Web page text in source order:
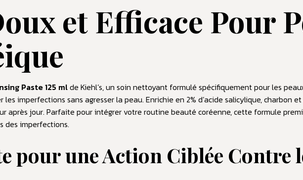
et Efficace Pour
Paste 125 mlde Kiehl’s, un soin nettoyant formulé spécifiquement pour les
imperfections sans agresser la peau. Enrichie en 2% d’acide salicylique, charbon
jour. Parfaite pour intégrer votre routine beauté coréenne, cette formule
des imperfections.
pour une Action Ciblée Contre